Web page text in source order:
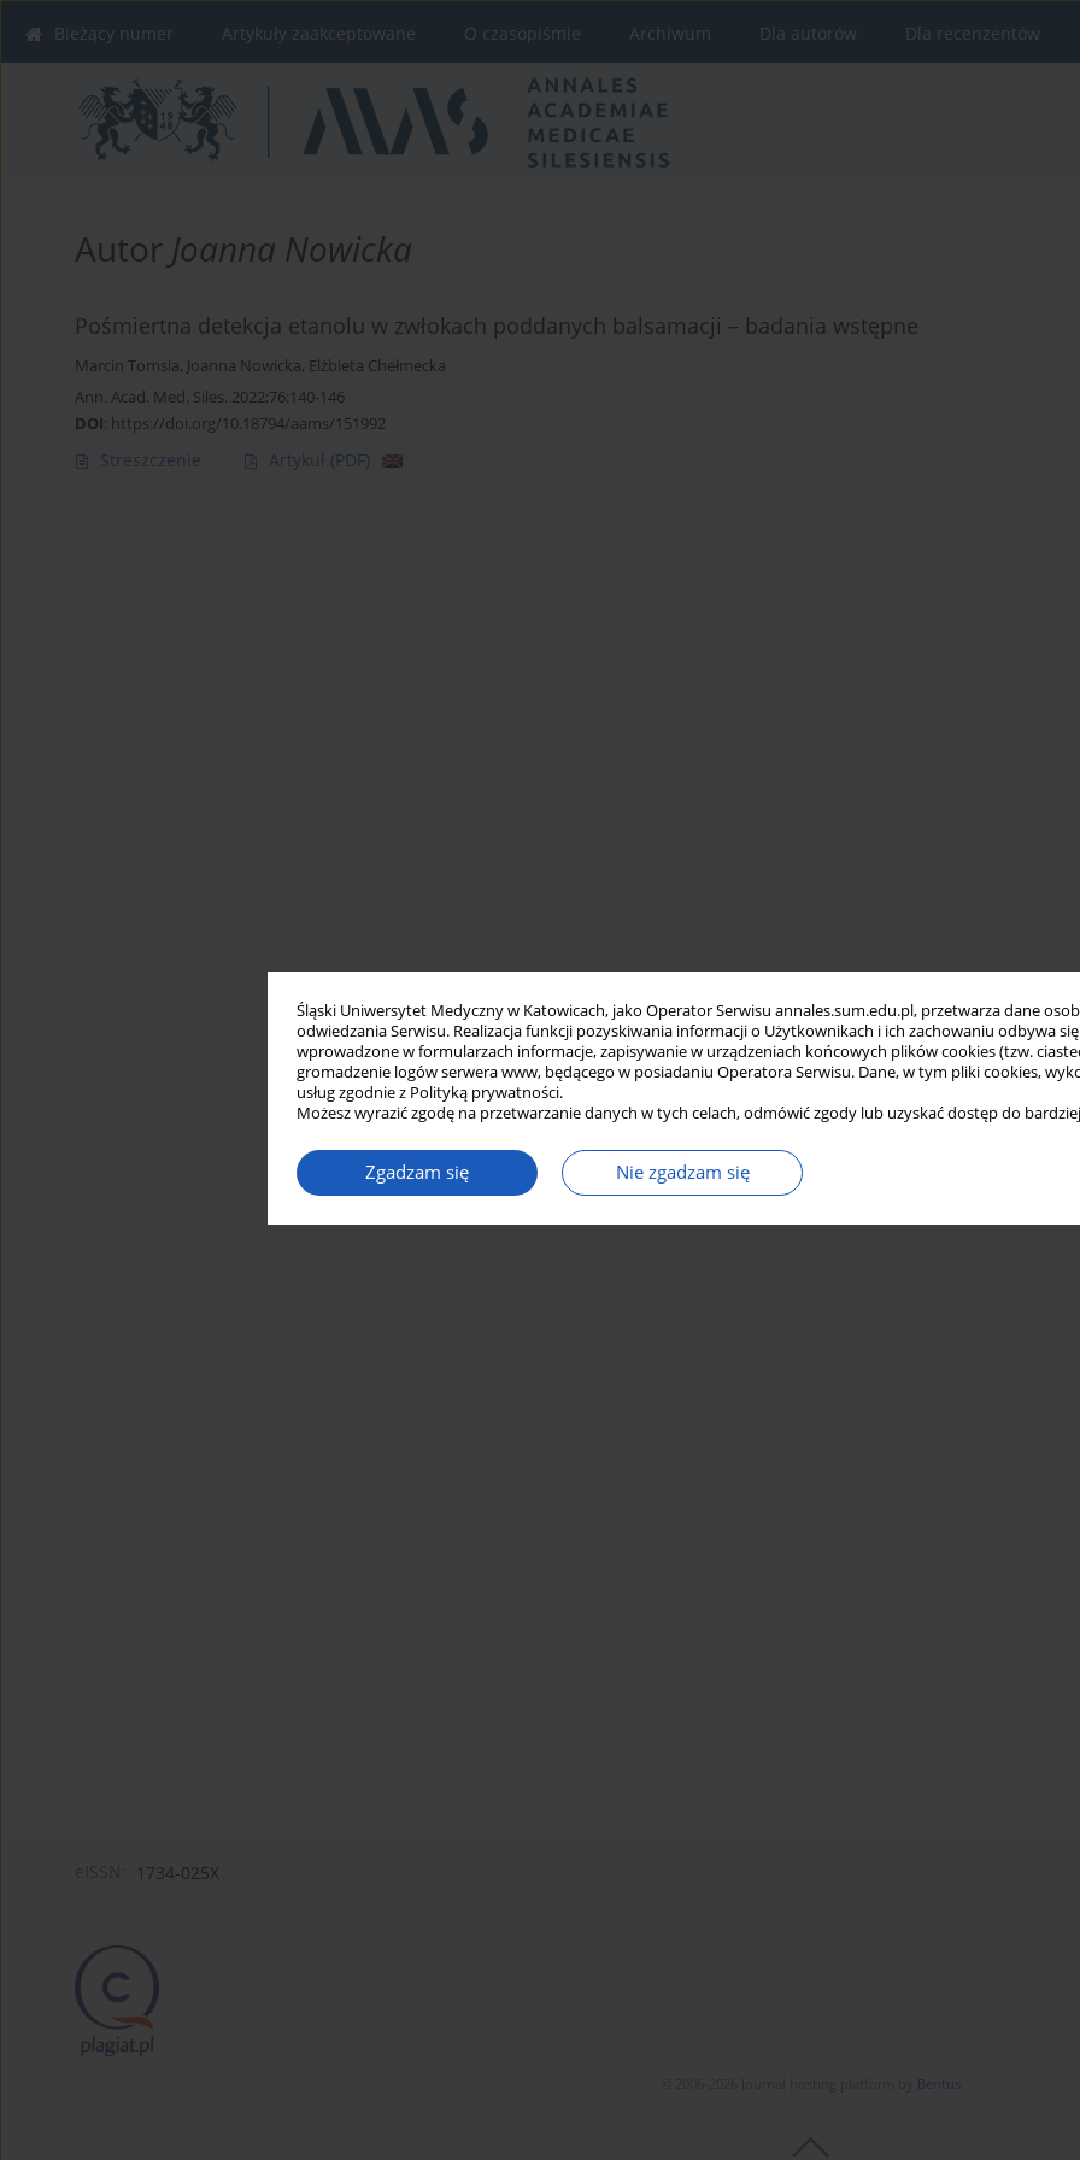
Śląski Uniwersytet Medyczny w Katowicach, jako Operator Serwisu annales.sum.edu.pl, przetwarza dane
odwiedzania Serwisu. Realizacja funkcji pozyskiwania informacji o Użytkownikach i ich zachowaniu odbywa
wprowadzone w formularzach informacje, zapisywanie w urządzeniach końcowych plików cookies (tzw.
gromadzenie logów serwera www, będącego w posiadaniu Operatora Serwisu. Dane, w tym pliki cookies,
usług zgodnie z Polityką prywatności.
Możesz wyrazić zgodę na przetwarzanie danych w tych celach, odmówić zgody lub uzyskać dostęp do
Zgadzam się Nie zgadzam się
Bieżący numer Artykuły zaakceptowane O czasopiśmie Archiwum Dla autorów Dla recenzentów
Autor Joanna Nowicka
Pośmiertna detekcja etanolu w zwłokach poddanych balsamacji – badania wstępne
Marcin Tomsia, Joanna Nowicka, Elżbieta Chełmecka
Ann. Acad. Med. Siles. 2022;76:140-146
DOI: https://doi.org/10.18794/aams/151992
Streszczenie Artykuł (PDF)
1734-025X
Bentus